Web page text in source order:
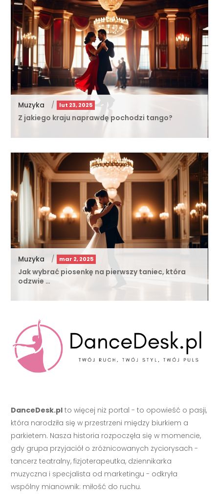
Muzyka / lut 23, 2025
Z jakiego kraju naprawdę pochodzi tango?
Muzyka / mar 2, 2025
Jak wybrać piosenkę na pierwszy taniec, która
odzwie …
DanceDesk.pl to więcej niż portal - to opowieść o pasji,
która narodziła się w przestrzeni między biurkiem a
parkietem. Nasza historia rozpoczęła się w momencie,
gdy grupa przyjaciół o zróżnicowanych życiorysach -
tancerz teatralny, fizjoterapeutka, dziennikarka
muzyczna i specjalista od marketingu - odkryła
wspólny mianownik: miłość do ruchu.